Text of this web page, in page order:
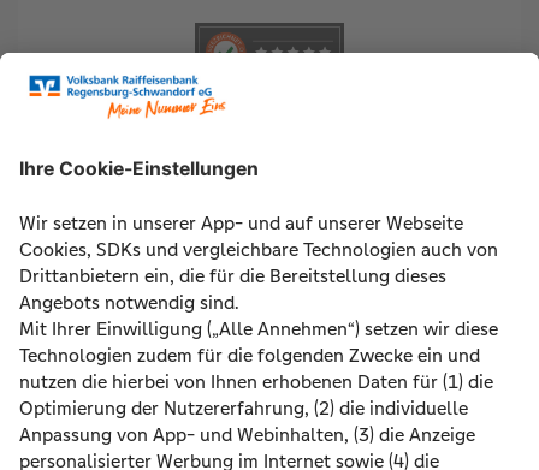
Super schnelle Terminfindung. Qualifizierter
und flexibler Sachverständiger! Hat uns sogar
an einem Samstag zur Seite gestanden und mit
uns gemeinsam die Immobilie besichtigt.
Absolut zufrieden
Von Sarah